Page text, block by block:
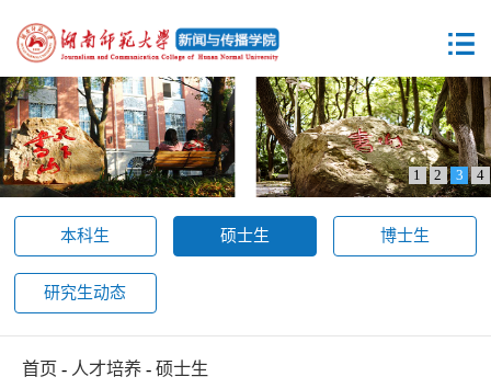
1 2 3 4
本科生 硕士生 博士生
研究生动态
首页 - 人才培养 - 硕士生